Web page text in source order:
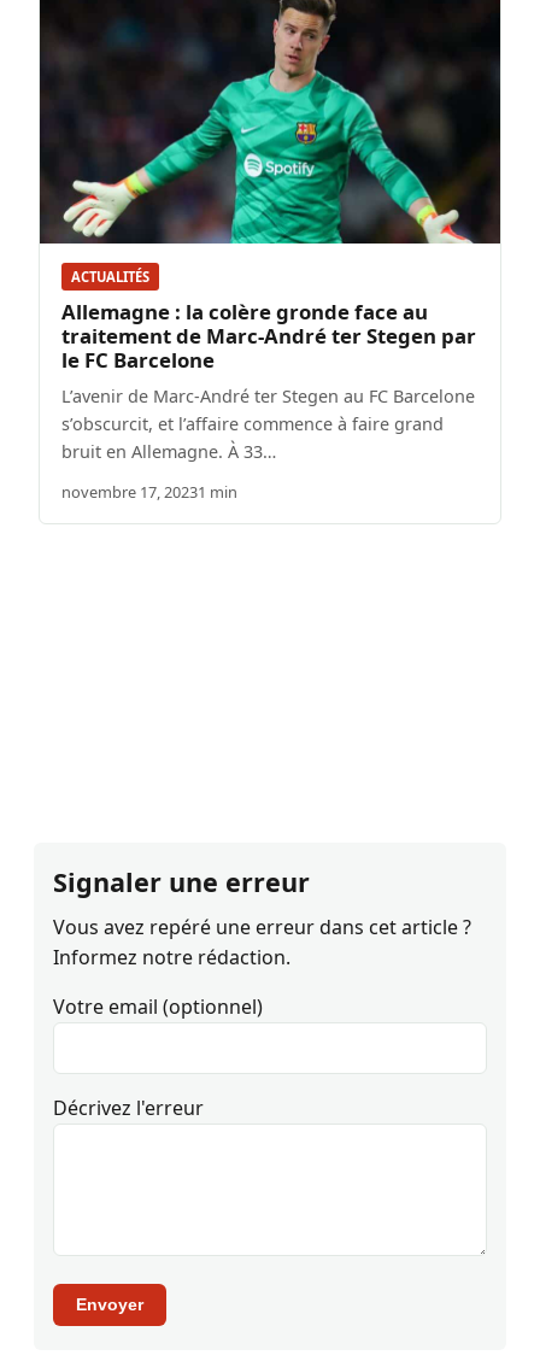
ACTUALITÉS
Allemagne : la colère gronde face au
traitement de Marc-André ter Stegen par
le FC Barcelone
L’avenir de Marc-André ter Stegen au FC Barcelone
s’obscurcit, et l’affaire commence à faire grand
bruit en Allemagne. À 33…
novembre 17, 20231 min
Signaler une erreur
Vous avez repéré une erreur dans cet article ?
Informez notre rédaction.
Votre email (optionnel)
Décrivez l'erreur
Envoyer